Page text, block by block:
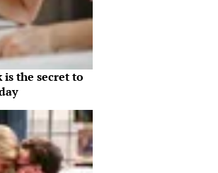
the secret to